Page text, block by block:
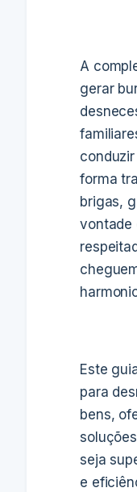
A
gerar
forma
brigas,
vontade
Este
para
bens,
seja
e